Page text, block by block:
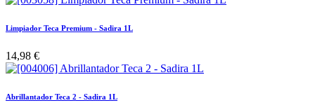
Limpiador Teca Premium - Sadira 1L
14,98 €
Abrillantador Teca 2 - Sadira 1L